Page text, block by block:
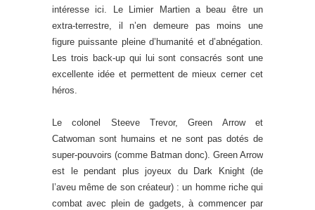
intéresse ici. Le Limier Martien a beau être un
extra-terrestre, il n’en demeure pas moins une
figure puissante pleine d’humanité et d’abnégation.
Les trois back-up qui lui sont consacrés sont une
excellente idée et permettent de mieux cerner cet
héros.
Le colonel Steeve Trevor, Green Arrow et
Catwoman sont humains et ne sont pas dotés de
super-pouvoirs (comme Batman donc). Green Arrow
est le pendant plus joyeux du Dark Knight (de
l’aveu même de son créateur) : un homme riche qui
combat avec plein de gadgets, à commencer par